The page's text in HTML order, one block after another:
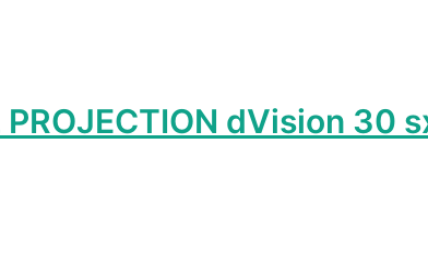
dVision 30